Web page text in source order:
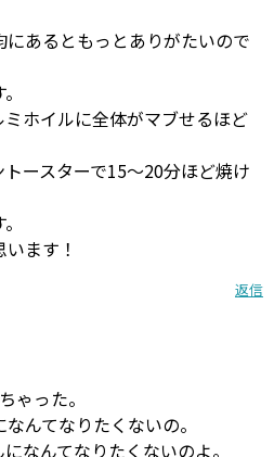
あるともっとありがたいので
ホイルに全体がマブせるほど
ースターで15〜20分ほど焼け
ます！
返信
ゃった。
んてなりたくないの。
なんてなりたくないのよ。